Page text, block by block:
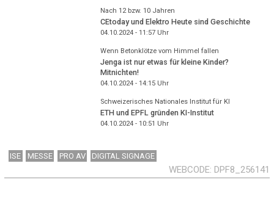
Nach 12 bzw. 10 Jahren
CEtoday und Elektro Heute sind Geschichte
04.10.2024 - 11:57Uhr
Wenn Betonklötze vom Himmel fallen
Jenga ist nur etwas für kleine Kinder?
Mitnichten!
04.10.2024 - 14:15Uhr
Schweizerisches Nationales Institut für KI
ETH und EPFL gründen KI-Institut
04.10.2024 - 10:51 Uhr
ISE MESSE PRO AV DIGITAL SIGNAGE
WEBCODE DPF8_256141